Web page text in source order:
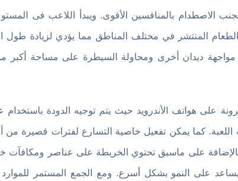
الاصطدام بالمنافسين الأقوى. ويبدأ اللاعب فى
المنتشر في مختلف المناطق مما يؤدي لزيادة طول
مواجهة ديدان أخرى ومحاولة السيطرة على مساحة أكبر
على هواتف الأندرويد حيث يتم توجيه الدودة
كما يمكن تفعيل خاصية التسارع لفترات قصيرة من
على ماسبق تحتوي الخريطة على عناصر ومكافآت
على النمو بشكل أسرع. ومع الجمع المستمر